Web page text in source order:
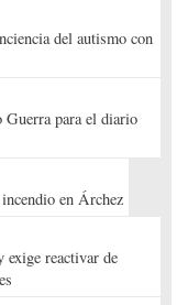
del autismo con
Guerra para el diario
en Árchez
exige reactivar de